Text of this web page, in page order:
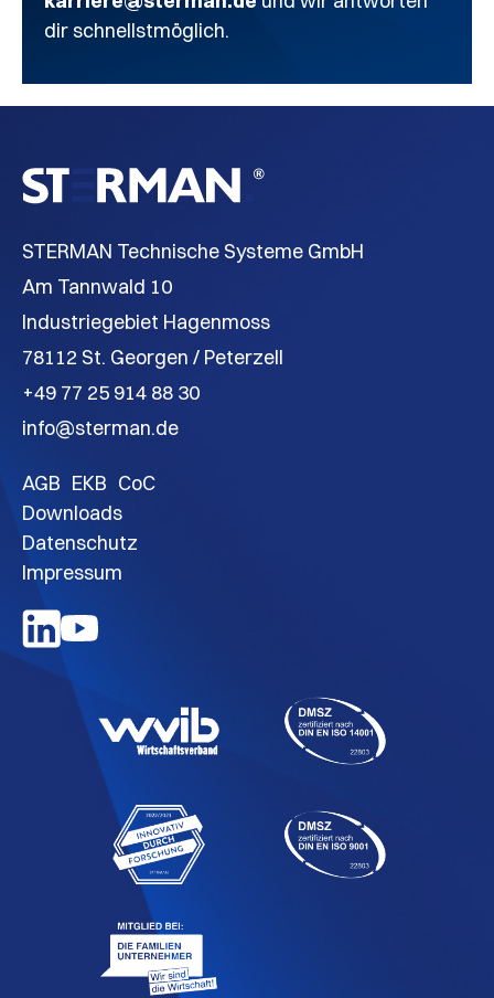
dir schnellstmöglich.
STERMAN Technische Systeme GmbH
Am Tannwald 10
Industriegebiet Hagenmoss
78112 St. Georgen / Peterzell
+49 77 25 914 88 30
info@sterman.de
AGB EKB CoC
Downloads
Datenschutz
Impressum